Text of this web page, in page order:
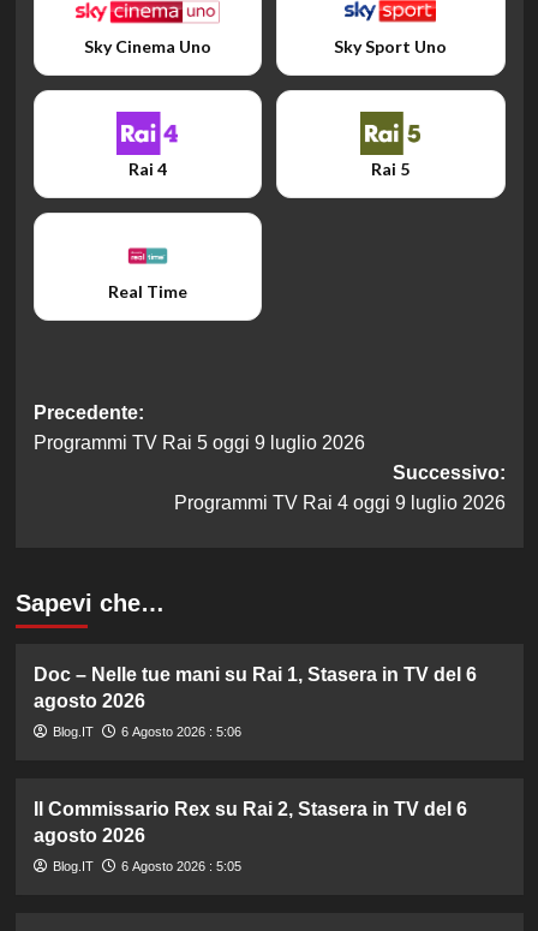
Sky Cinema Uno Sky Sport Uno
Rai 4 Rai 5
Real Time
Navigazione
articolo
Precedente:
Programmi TV Rai 5 oggi 9 luglio 2026
Successivo:
Programmi TV Rai 4 oggi 9 luglio 2026
Sapevi che…
Doc – Nelle tue mani su Rai 1, Stasera in TV del 6
agosto 2026
Blog.IT 6 Agosto 2026 : 5:06
Il Commissario Rex su Rai 2, Stasera in TV del 6
agosto 2026
Blog.IT 6 Agosto 2026 : 5:05